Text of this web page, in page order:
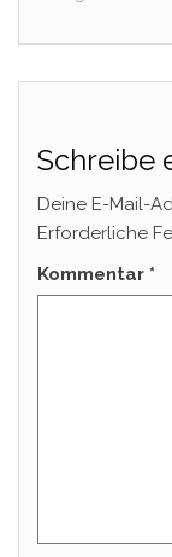
Schreibe
Deine E-Mail-
Erforderliche
Kommentar *